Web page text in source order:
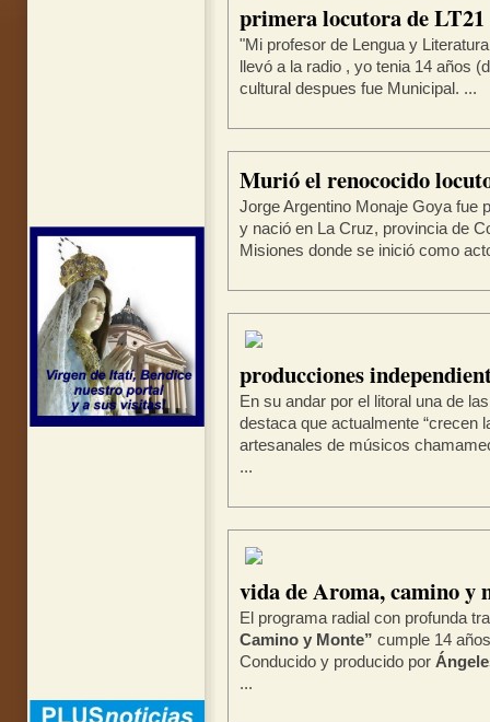
primera locutora de
"Mi profesor de Lengua y
llevó a la radio , yo tenia 14 años
cultural despues fue Municipal. ...
Murió el renococido
Jorge Argentino Monaje Goya fue
y nació en La Cruz, provincia de
Misiones donde se inició como
producciones
En su andar por el litoral una de
destaca que actualmente “crecen
artesanales de músicos
...
vida de Aroma, camino y
El programa radial con profunda
Camino y Monte” cumple 14
Conducido y producido por
...